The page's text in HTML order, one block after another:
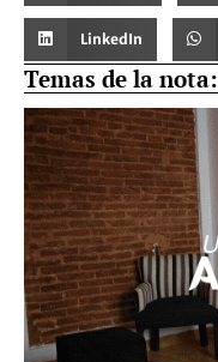
LinkedIn
Temas de la nota: